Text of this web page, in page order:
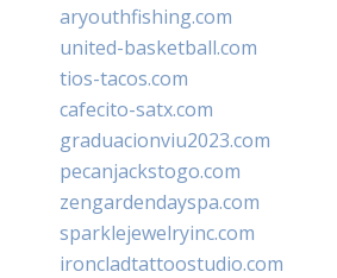
aryouthfishing.com
united-basketball.com
tios-tacos.com
cafecito-satx.com
graduacionviu2023.com
pecanjackstogo.com
zengardendayspa.com
sparklejewelryinc.com
ironcladtattoostudio.com